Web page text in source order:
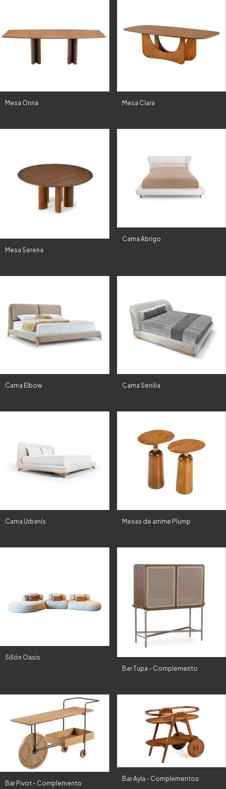
Mesa Onna Mesa Clara
Mesa Serena
Cama Abrigo
Cama Elbow Cama Senilia
Cama Urbanís Mesas de arrime Plump
Sillón Oasis
Bar Tupa - Complemento
Bar Pivot - Complemento
Bar Ayla - Complementos